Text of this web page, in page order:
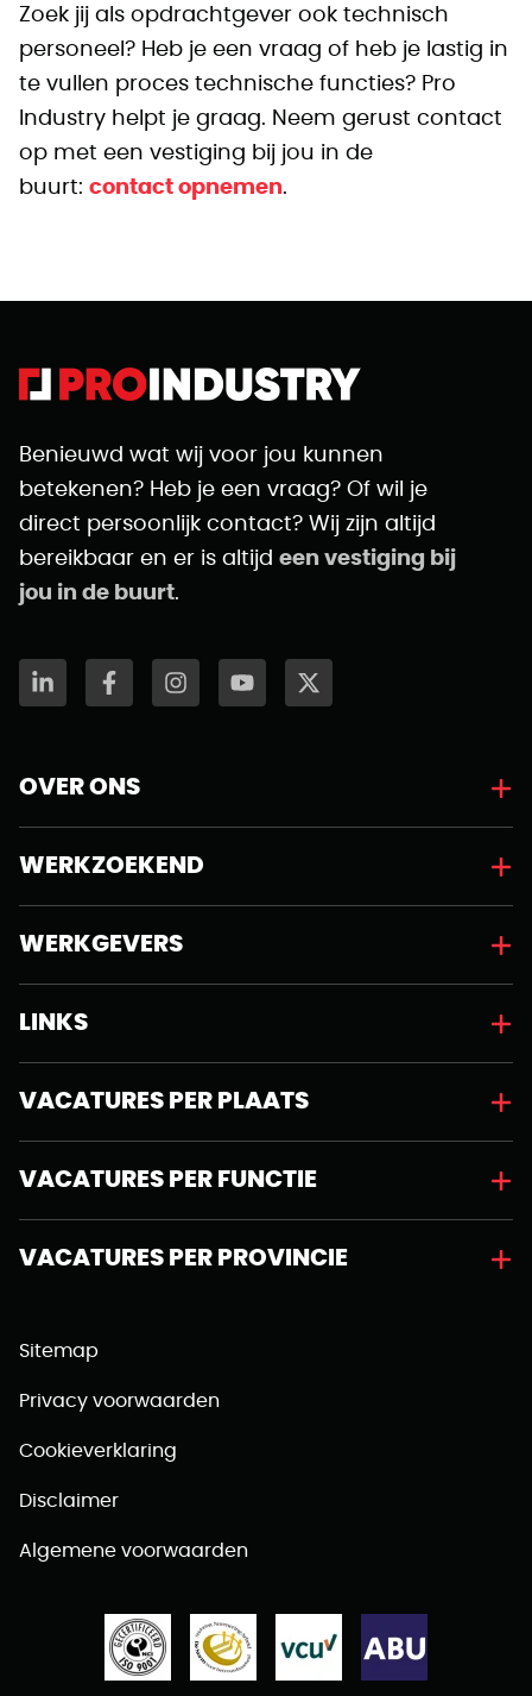
Zoek jij als opdrachtgever ook technisch
personeel? Heb je een vraag of heb je lastig in
te vullen proces technische functies? Pro
Industry helpt je graag. Neem gerust contact
op met een vestiging bij jou in de
buurt: contact opnemen.
Benieuwd wat wij voor jou kunnen
betekenen? Heb je een vraag? Of wil je
direct persoonlijk contact? Wij zijn altijd
bereikbaar en er is altijd een vestiging bij
jou in de buurt.
OVER ONS
WERKZOEKEND
WERKGEVERS
LINKS
VACATURES PER PLAATS
VACATURES PER FUNCTIE
VACATURES PER PROVINCIE
Sitemap
Privacy voorwaarden
Cookieverklaring
Disclaimer
Algemene voorwaarden